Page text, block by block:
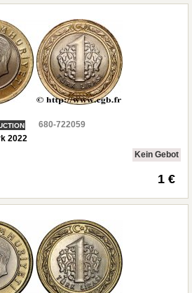
680-722059
2022
Kein Gebot
1 €